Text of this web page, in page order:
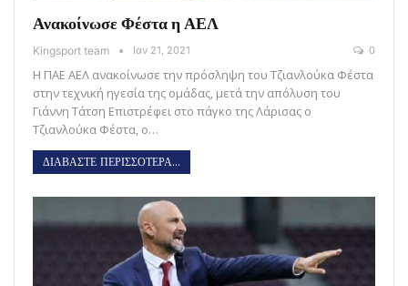
Ανακοίνωσε Φέστα η ΑΕΛ
Kingsport team Ιαν 21, 2021 0
Η ΠΑΕ ΑΕΛ ανακοίνωσε την πρόσληψη του Τζιανλούκα Φέστα
στην τεχνική ηγεσία της ομάδας, μετά την απόλυση του
Γιάννη Τάτση Επιστρέφει στο πάγκο της Λάρισας ο
Τζιανλούκα Φέστα, ο…
ΔΙΑΒΑΣΤΕ ΠΕΡΙΣΣΟΤΕΡΑ...